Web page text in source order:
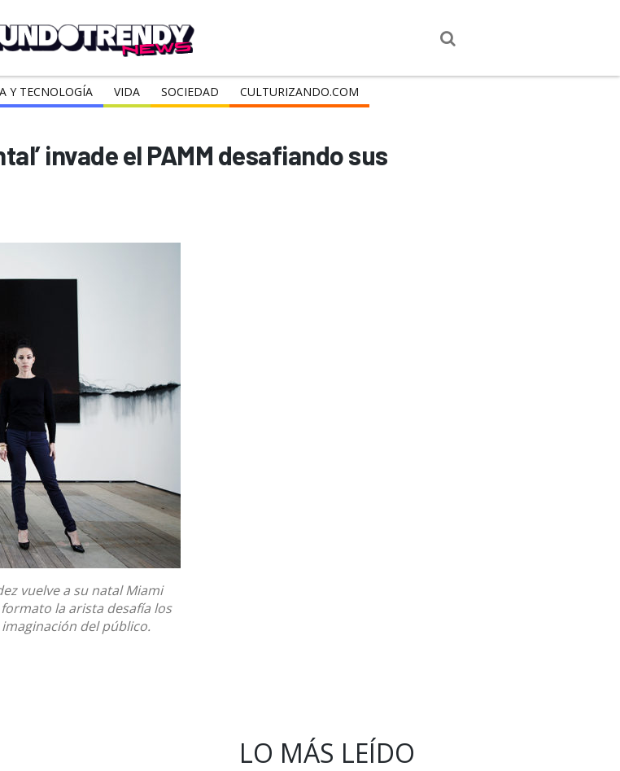
Y TECNOLOGÍA VIDA SOCIEDAD CULTURIZANDO.COM
invade el PAMM desafiando sus
vuelve a su natal Miami
formato la arista desafía los
del público.
LO MÁS LEÍDO